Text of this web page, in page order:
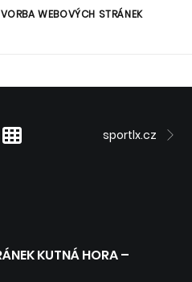
WEBOVÝCH STRÁNEK
sportlx.cz
KUTNÁ HORA –